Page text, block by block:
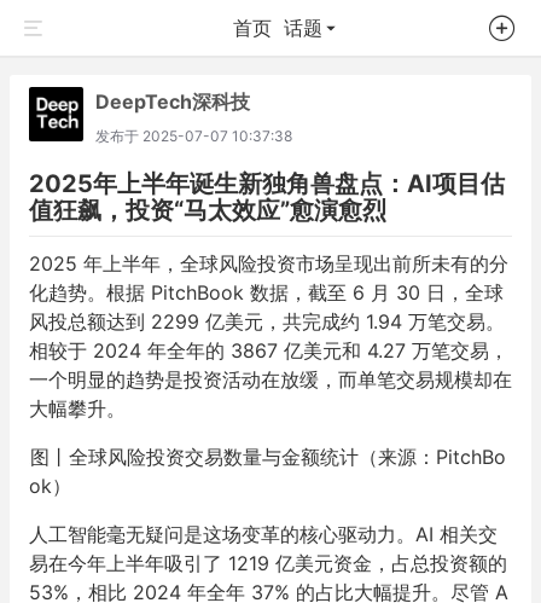
首页 话题
DeepTech深科技
发布于 2025-07-07 10:37:38
2025年上半年诞生新独角兽盘点：AI项目估
值狂飙，投资“马太效应”愈演愈烈
2025 年上半年，全球风险投资市场呈现出前所未有的分
化趋势。根据 PitchBook 数据，截至 6 月 30 日，全球
风投总额达到 2299 亿美元，共完成约 1.94 万笔交易。
相较于 2024 年全年的 3867 亿美元和 4.27 万笔交易，
一个明显的趋势是投资活动在放缓，而单笔交易规模却在
大幅攀升。
图丨全球风险投资交易数量与金额统计（来源：PitchBo
ok）
人工智能毫无疑问是这场变革的核心驱动力。AI 相关交
易在今年上半年吸引了 1219 亿美元资金，占总投资额的
53%，相比 2024 年全年 37% 的占比大幅提升。尽管 A